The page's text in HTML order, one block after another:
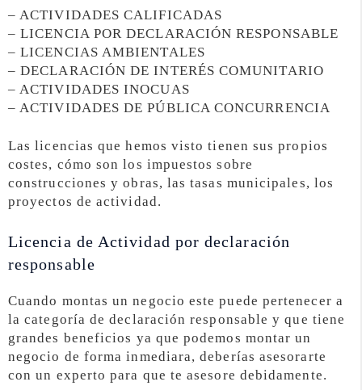
– ACTIVIDADES CALIFICADAS
– LICENCIA POR DECLARACIÓN RESPONSABLE
– LICENCIAS AMBIENTALES
– DECLARACIÓN DE INTERÉS COMUNITARIO
– ACTIVIDADES INOCUAS
– ACTIVIDADES DE PÚBLICA CONCURRENCIA
Las licencias que hemos visto tienen sus propios
costes, cómo son los impuestos sobre
construcciones y obras, las tasas municipales, los
proyectos de actividad.
Licencia de Actividad por declaración
responsable
Cuando montas un negocio este puede pertenecer a
la categoría de declaración responsable y que tiene
grandes beneficios ya que podemos montar un
negocio de forma inmediara, deberías asesorarte
con un experto para que te asesore debidamente.